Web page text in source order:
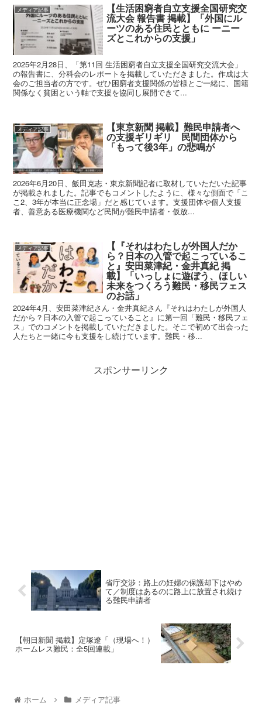
メディア記事 【生活困窮者自立支援全国研究交
流大会 報告書 掲載】「外国にル
ーツのある住民とともに ーニー
ズとこれからの支援」
2025年2月28日、「第11回 生活困窮者自立支援全国研究交流大会」
の報告書に、分科会のレポートを掲載していただきました。作成は大
会のご担当者の方です。ぜひ困窮者支援関係の皆様とご一緒に、国籍
関係なく貧困という軸で支援を協同し展開できて...
メディア記事 【東京新聞 掲載】難民申請者へ
の支援ギリギリ 民間団体から
「もって後3年」の悲鳴が
2026年6月20日、飯田克志・東京新聞記者に取材していただいた記事
が掲載されました。記事でもコメントしたように、様々な側面で「こ
こ2、3年が本当に正念場」だと感じています。支援団体や個人支援
者、善意ある医療機関など民間が難民申請者・仮放...
メディア記事 【『それはわたしが外国人だか
ら？日本の入管で起こっているこ
と』安田菜津紀・金井真紀 掲
載】「いっしょに遊ぼう、ほしい
未来をつくろう難民・移民フェス
のお話」
2024年4月、安田菜津紀さん・金井真紀さん『それはわたしが外国人
だから？日本の入管で起こっていること』に第一回「難民・移民フェ
ス」でのコメントを掲載していただきました。そこで初めて出会った
人たちと一緒に今も支援をし続けています。難民・移...
スポンサーリンク
省庁交渉：路上の妊婦の保護却下はやめ
て／制度はあるのに路上に放置され続け
る難民申請者
【朝日新聞 掲載】定塚遼「（現場へ！）
ホームレス難民：全5回連載」
ホーム メディア記事